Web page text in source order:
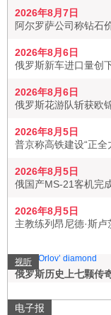
2026年8月7日
阿尔罗萨公司称钻石
2026年8月6日
俄罗斯新车进口量创
2026年8月6日
俄罗斯花游队斩获欧
2026年8月5日
普京称高铁建设“正全
2026年8月5日
俄国产MS-21客机完
2026年8月5日
主教练列昂尼德·斯
视听
俄罗斯历史上七颗传
电子报